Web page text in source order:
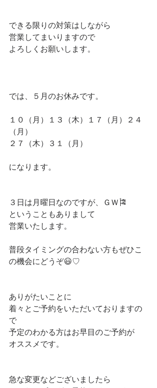
できる限りの対策はしながら
営業してまいりますので
よろしくお願いします。
では、５月のお休みです。
１０（月）１３（木）１７（月）２４
（月）
２７（木）３１（月）
になります。
３日は月曜日なのですが、ＧＷ🎏
ということもありまして
営業いたします。
普段タイミングの合わない方もぜひこ
の機会にどうぞ😃♡
ありがたいことに
着々とご予約をいただいておりますの
で
予定のわかる方はお早目のご予約が
オススメです。
急な変更などございましたら